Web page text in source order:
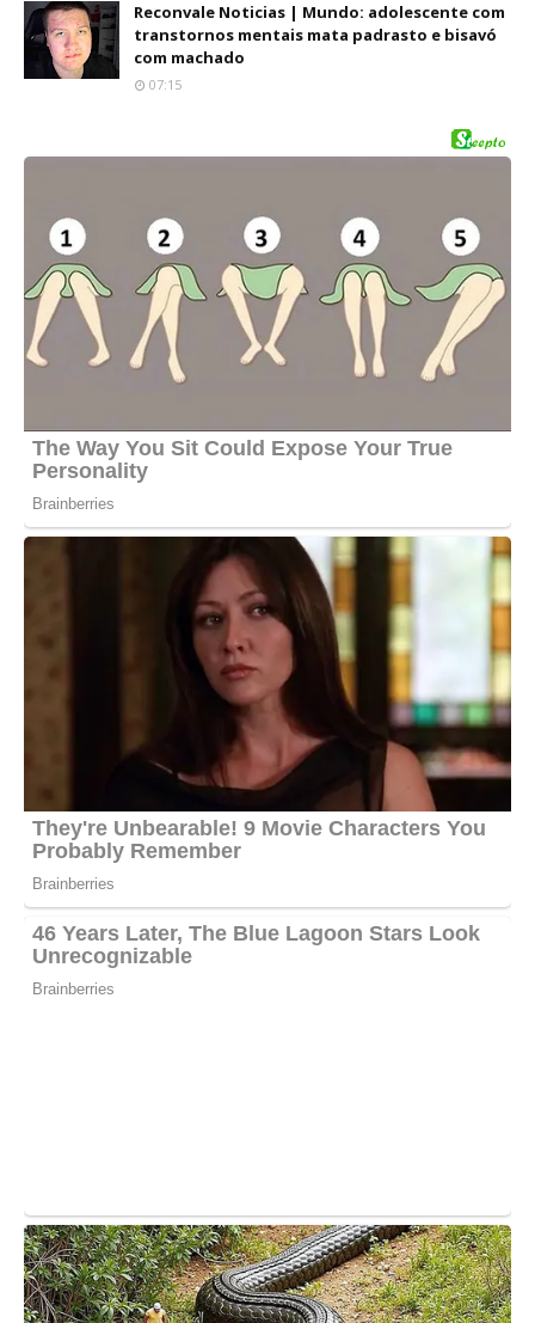
Reconvale Noticias | Mundo: adolescente com
transtornos mentais mata padrasto e bisavó
com machado
07:15